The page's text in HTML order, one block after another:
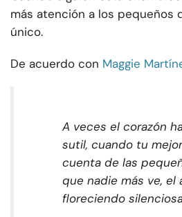
más atención a los pequeños
único.
De acuerdo con Maggie
A veces el corazón
sutil, cuando tu
cuenta de las
que nadie más ve,
floreciendo